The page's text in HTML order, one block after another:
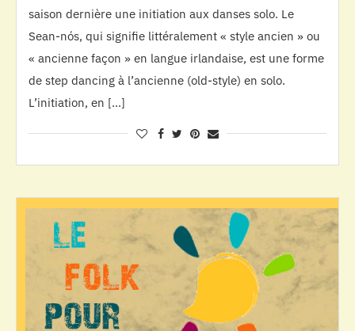
saison dernière une initiation aux danses solo. Le
Sean-nós, qui signifie littéralement « style ancien » ou
« ancienne façon » en langue irlandaise, est une forme
de step dancing à l’ancienne (old-style) en solo.
L’initiation, en […]